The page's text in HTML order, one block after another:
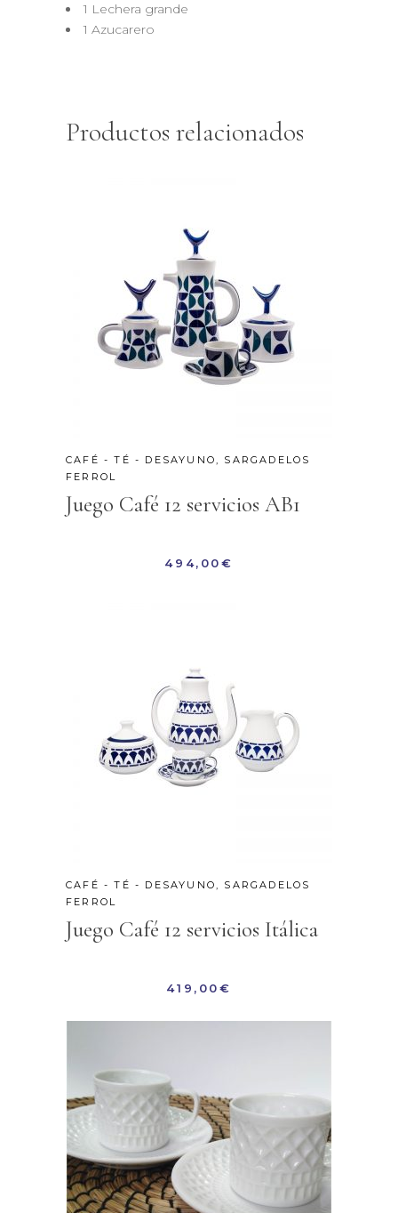
1 Lechera grande
1 Azucarero
Productos relacionados
CAFÉ - TÉ - DESAYUNO, SARGADELOS
FERROL
Juego Café 12 servicios AB1
494,00€
CAFÉ - TÉ - DESAYUNO, SARGADELOS
FERROL
Juego Café 12 servicios Itálica
419,00€